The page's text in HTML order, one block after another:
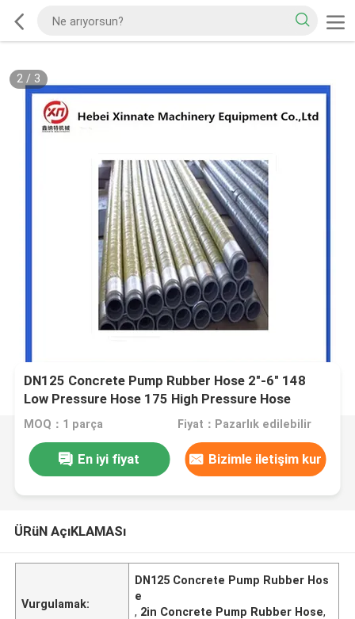
2/ 3
DN125 Concrete Pump Rubber Hose 2"-6" 148
Low Pressure Hose 175 High Pressure Hose
MOQ：1 parça Fiyat：Pazarlık edilebilir
En iyi fiyat Bizimle iletişim kur
ÜRüN AçıKLAMASı
Vurgulamak:
DN125 Concrete Pump Rubber Hos
e
, 2in Concrete Pump Rubber Hose,